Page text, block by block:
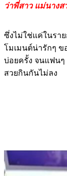
ว่าพี่สาว แม่นางส
ซึ่งไม่ใช่แค่ในราย
โมเมนต์น่ารักๆ
บ่อยครั้ง จนแฟนๆ
สวยกินกันไม่ลง